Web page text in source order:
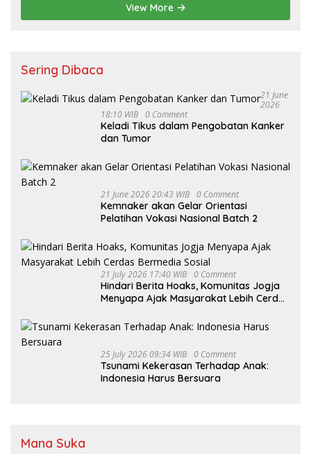
View More
Sering Dibaca
21 June
2026
18:10 WIB 0 Comment
Keladi Tikus dalam Pengobatan Kanker
dan Tumor
21 June 2026 20:43 WIB 0 Comment
Kemnaker akan Gelar Orientasi
Pelatihan Vokasi Nasional Batch 2
21 July 2026 17:40 WIB 0 Comment
Hindari Berita Hoaks, Komunitas Jogja
Menyapa Ajak Masyarakat Lebih Cerdas
25 July 2026 09:34 WIB 0 Comment
Tsunami Kekerasan Terhadap Anak:
Indonesia Harus Bersuara
Mana Suka